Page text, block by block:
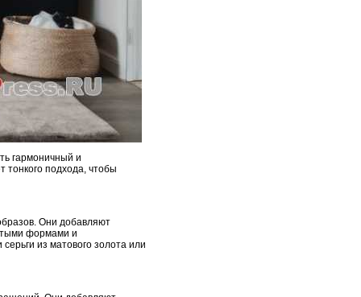
гармоничный и
тонкого подхода, чтобы
Они добавляют
формами и
из матового золота или